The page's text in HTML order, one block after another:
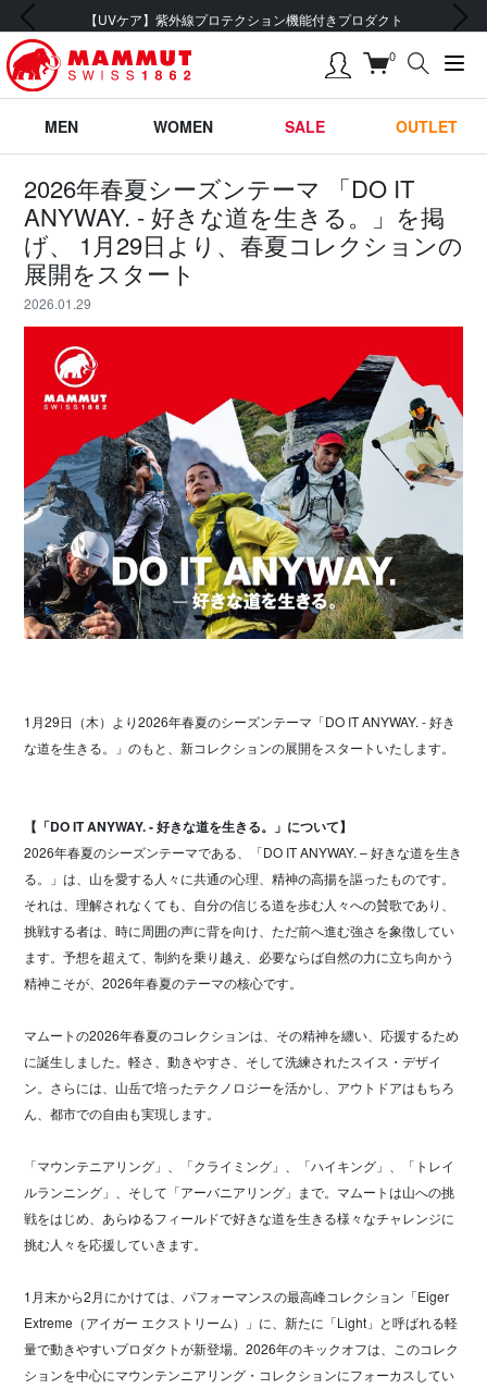
クト 会員登録で【5,500円 (税込) 以上 送料無
前の画像 次の画像
0
MEN WOMEN SALE OUTLET
2026年春夏シーズンテーマ 「DO IT
ANYWAY. - 好きな道を生きる。」を掲
げ、 1月29日より、春夏コレクションの
展開をスタート
2026.01.29
1月29日（木）より2026年春夏のシーズンテーマ「DO IT ANYWAY. - 好き
な道を生きる。」のもと、新コレクションの展開をスタートいたします。
【「DO IT ANYWAY. - 好きな道を生きる。」について】
2026年春夏のシーズンテーマである、「DO IT ANYWAY. – 好きな道を生き
る。」は、山を愛する人々に共通の心理、精神の高揚を謳ったものです。
それは、理解されなくても、自分の信じる道を歩む人々への賛歌であり、
挑戦する者は、時に周囲の声に背を向け、ただ前へ進む強さを象徴してい
ます。予想を超えて、制約を乗り越え、必要ならば自然の力に立ち向かう
精神こそが、2026年春夏のテーマの核心です。
マムートの2026年春夏のコレクションは、その精神を纏い、応援するため
に誕生しました。軽さ、動きやすさ、そして洗練されたスイス・デザイ
ン。さらには、山岳で培ったテクノロジーを活かし、アウトドアはもちろ
ん、都市での自由も実現します。
「マウンテニアリング」、「クライミング」、「ハイキング」、「トレイ
ルランニング」、そして「アーバニアリング」まで。マムートは山への挑
戦をはじめ、あらゆるフィールドで好きな道を生きる様々なチャレンジに
挑む人々を応援していきます。
1月末から2月にかけては、パフォーマンスの最高峰コレクション「Eiger
Extreme（アイガー エクストリーム）」に、新たに「Light」と呼ばれる軽
量で動きやすいプロダクトが新登場。2026年のキックオフは、このコレク
ションを中心にマウンテンニアリング・コレクションにフォーカスしてい